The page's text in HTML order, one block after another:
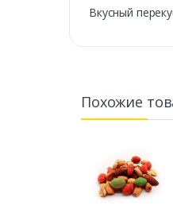
Вкусный
Похожие